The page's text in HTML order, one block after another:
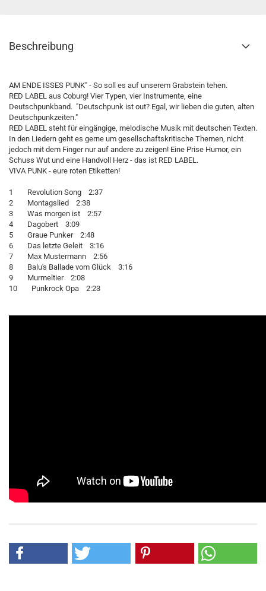
Beschreibung
AM ENDE ISSES PUNK" - So soll es auf unserem Grabstein tehen.
RED LABEL aus Coburg! Vier Typen, vier Instrumente, eine
Deutschpunkband. "Deutschpunk ist out? Egal, wir lieben die guten, alten
Deutschpunkzeiten."
RED LABEL steht für eingängige, melodische Musik mit deutschen Texten.
In den Liedern geht es gerne um gesellschaftskritische Themen, nicht
jedoch mit dem Finger nur auf andere zu zeigen! Eine Prise Humor, ein
Schuss Wut und eine Handvoll Herz - das ist RED LABEL.
VIVA PUNK - eure roten Etiketten!
1 Revolution Song 2:37
2 Montagslied 2:38
3 Was morgen ist 2:57
4 Dagobert 3:09
5 Graue Punker 2:48
6 Das letzte Geleit 3:16
7 Max Mustermann 2:56
8 Balu's Ballade vom Glück 3:16
9 Murmeltier 2:08
10 Punkrock Opa 2:23